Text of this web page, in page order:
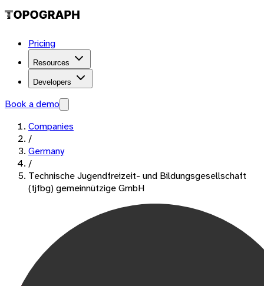
Pricing
Resources
Developers
Book a demo
Companies
/
Germany
/
Technische Jugendfreizeit- und Bildungsgesellschaft
(tjfbg) gemeinnützige GmbH